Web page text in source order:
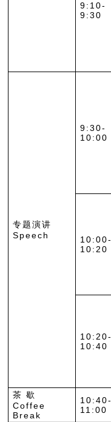
9:10-
9:30
专题演讲
Speech
9:30-
10:00
10:00-
10:20
10:20-
10:40
茶 歇
Coffee
Break
10:40-
11:00